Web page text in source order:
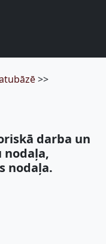
>>
darba un
nodaļa.